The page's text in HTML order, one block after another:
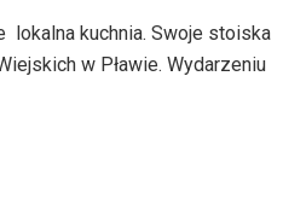
kuchnia. Swoje stoiska
w Pławie. Wydarzeniu